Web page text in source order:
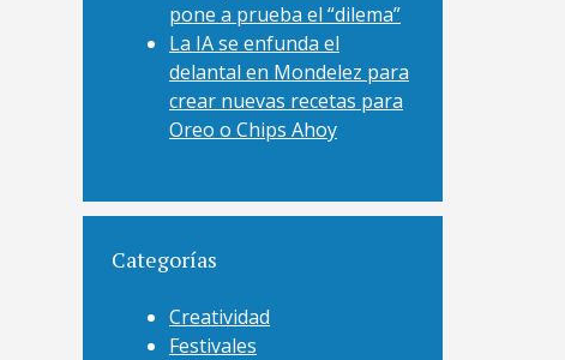
pone a prueba el “dilema”
La IA se enfunda el
delantal en Mondelez para
crear nuevas recetas para
Oreo o Chips Ahoy
Categorías
Creatividad
Festivales